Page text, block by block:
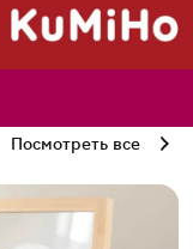
Посмотреть все